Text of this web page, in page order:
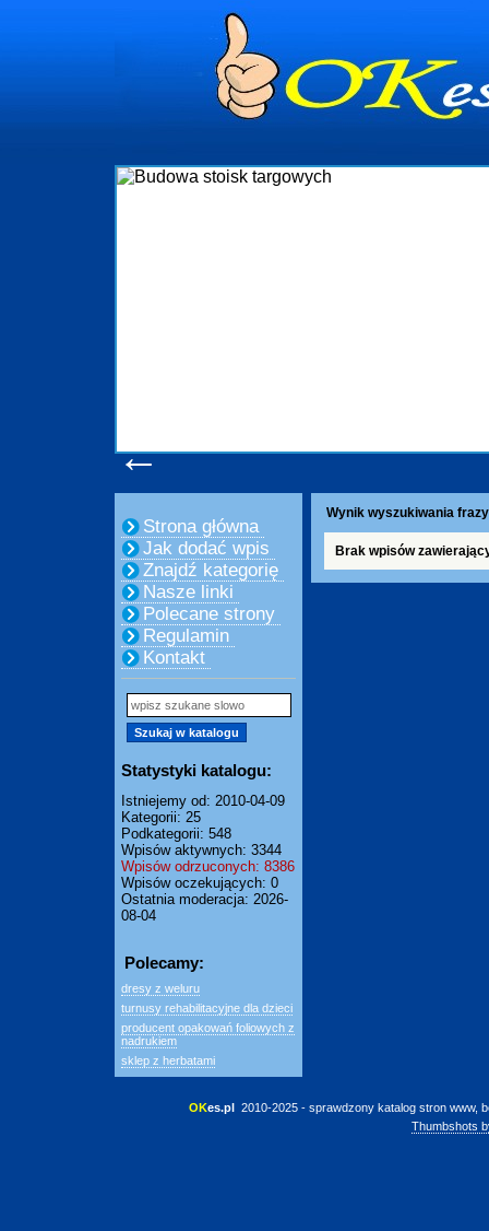
←
Strona główna
Jak dodać wpis
Znajdź kategorię
Nasze linki
Polecane strony
Regulamin
Kontakt
Statystyki katalogu:
Istniejemy od: 2010-04-09
Kategorii: 25
Podkategorii: 548
Wpisów aktywnych: 3344
Wpisów odrzuconych: 8386
Wpisów oczekujących: 0
Ostatnia moderacja: 2026-
08-04
Polecamy:
dresy z weluru
turnusy rehabilitacyjne dla dzieci
producent opakowań foliowych z
nadrukiem
sklep z herbatami
Wynik wyszukiwania
Brak wpisów
OKes.pl 2010-2025 - sprawdzony katalog stron www,
Thumbshots